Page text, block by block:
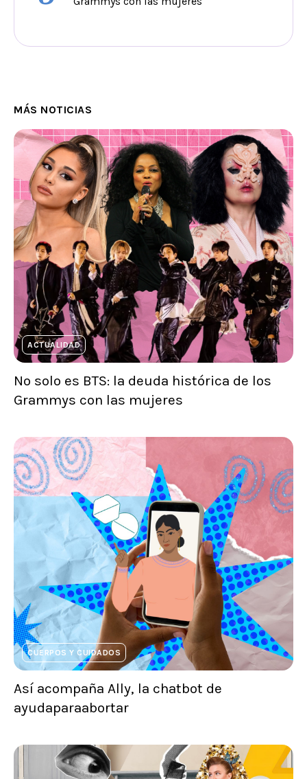
MÁS NOTICIAS
ACTUALIDAD
No solo es BTS: la deuda histórica de los
Grammys con las mujeres
CUERPOS Y CUIDADOS
Así acompaña Ally, la chatbot de
ayudaparaabortar